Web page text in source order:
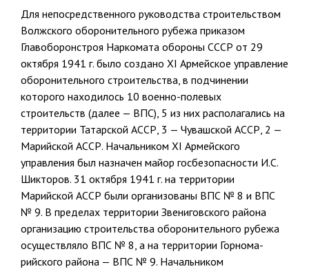
Для непосредственного руководства строительством
Волжского обо­ронительного рубежа приказом
Главоборонстроя Наркомата обороны СССР от 29
октября 1941 г. было создано XI Армейское управление
оборонительного строительства, в подчинении
которого находилось 10 военно-полевых
строительств (далее — ВПС), 5 из них располага­лись на
территории Татарской АССР, 3 — Чувашской АССР, 2 —
Ма­рийской АССР. Начальником XI Армейского
управления был назначен майор госбезопасности И.С.
Шикторов. 31 октября 1941 г. на территории
Марийской АССР были организованы ВПС № 8 и ВПС
№ 9. В пределах территории Звениговского района
организацию строительства оборони­тельного рубежа
осуществляло ВПС № 8, а на территории Горнома­
рийского района — ВПС № 9. Начальником